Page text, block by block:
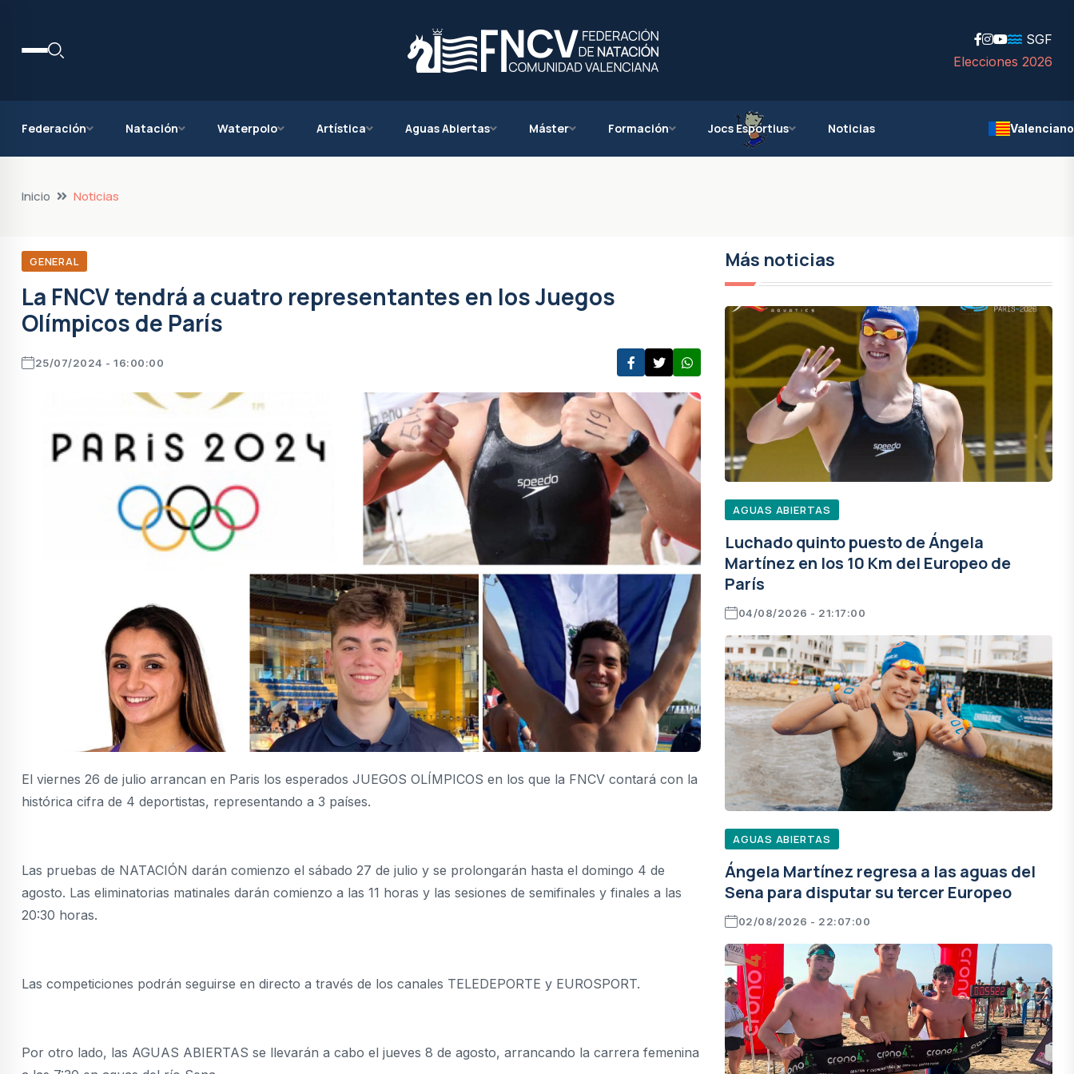
SGF
Elecciones 2026
Federación Natación Waterpolo Artística Aguas Abiertas Máster Formación Jocs Esportius Noticias Valenciano
Inicio Noticias
GENERAL
La FNCV tendrá a cuatro representantes en los Juegos
Olímpicos de París
25/07/2024 - 16:00:00
El viernes 26 de julio arrancan en Paris los esperados JUEGOS OLÍMPICOS en los que la FNCV contará con la
histórica cifra de 4 deportistas, representando a 3 países.
Las pruebas de NATACIÓN darán comienzo el sábado 27 de julio y se prolongarán hasta el domingo 4 de
agosto. Las eliminatorias matinales darán comienzo a las 11 horas y las sesiones de semifinales y finales a las
20:30 horas.
Las competiciones podrán seguirse en directo a través de los canales TELEDEPORTE y EUROSPORT.
Por otro lado, las AGUAS ABIERTAS se llevarán a cabo el jueves 8 de agosto, arrancando la carrera femenina
Más noticias
AGUAS ABIERTAS
Luchado quinto puesto de Ángela
Martínez en los 10 Km del Europeo de
París
04/08/2026 - 21:17:00
AGUAS ABIERTAS
Ángela Martínez regresa a las aguas del
Sena para disputar su tercer Europeo
02/08/2026 - 22:07:00